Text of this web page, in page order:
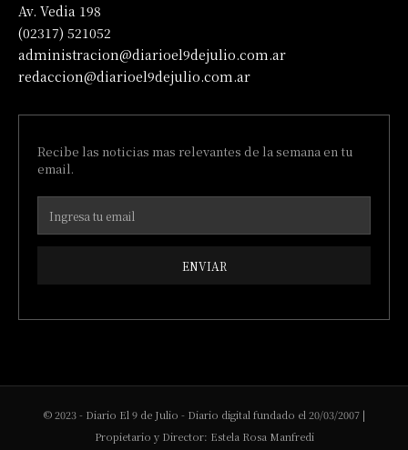
Av. Vedia 198
(02317) 521052
administracion@diarioel9dejulio.com.ar
redaccion@diarioel9dejulio.com.ar
Recibe las noticias mas relevantes de la semana en tu
email.
ENVIAR
© 2023 - Diario El 9 de Julio - Diario digital fundado el 20/03/2007 |
Propietario y Director: Estela Rosa Manfredi